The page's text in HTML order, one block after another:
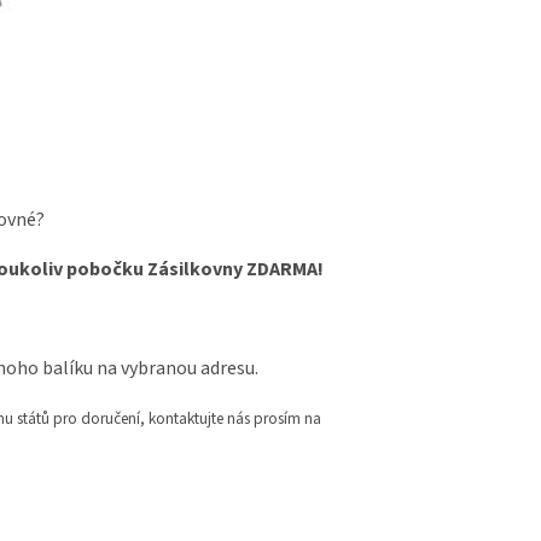
pobočku Zásilkovny ZDARMA!
balíku na vybranou adresu.
států pro doručení, kontaktujte nás prosím na